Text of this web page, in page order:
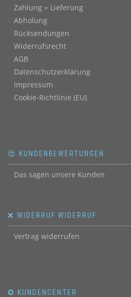
Zahlung + Lieferung
Abholung
Rücksendungen
Widerrufsrecht
AGB
Datenschutzerklärung
Impressum
Cookie-Richtlinie (EU)
😍 KUNDENBEWERTUNGEN
Das sagen unsere Kunden
❌ WIDERRUF WIDERRUF
Vertrag widerrufen
✪ KUNDENCENTER